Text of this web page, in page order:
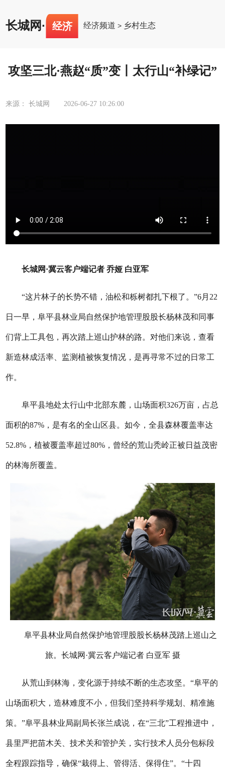
长城网· 经济 经济频道 > 乡村生态
攻坚三北·燕赵“质”变丨太行山“补绿记”
来源： 长城网 2026-06-27 10:26:00
长城网·冀云客户端记者 乔娅 白亚军
“这片林子的长势不错，油松和栎树都扎下根了。”6月22
日一早，阜平县林业局自然保护地管理股股长杨林茂和同事
们背上工具包，再次踏上巡山护林的路。对他们来说，查看
新造林成活率、监测植被恢复情况，是再寻常不过的日常工
作。
阜平县地处太行山中北部东麓，山场面积326万亩，占总
面积的87%，是有名的全山区县。如今，全县森林覆盖率达
52.8%，植被覆盖率超过80%，曾经的荒山秃岭正被日益茂密
的林海所覆盖。
阜平县林业局自然保护地管理股股长杨林茂踏上巡山之
旅。长城网·冀云客户端记者 白亚军 摄
从荒山到林海，变化源于持续不断的生态攻坚。“阜平的
山场面积大，造林难度不小，但我们坚持科学规划、精准施
策。”阜平县林业局副局长张兰成说，在“三北”工程推进中，
县里严把苗木关、技术关和管护关，实行技术人员分包标段
全程跟踪指导，确保“栽得上、管得活、保得住”。“十四